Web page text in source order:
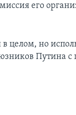
его
целом, но
Путина с